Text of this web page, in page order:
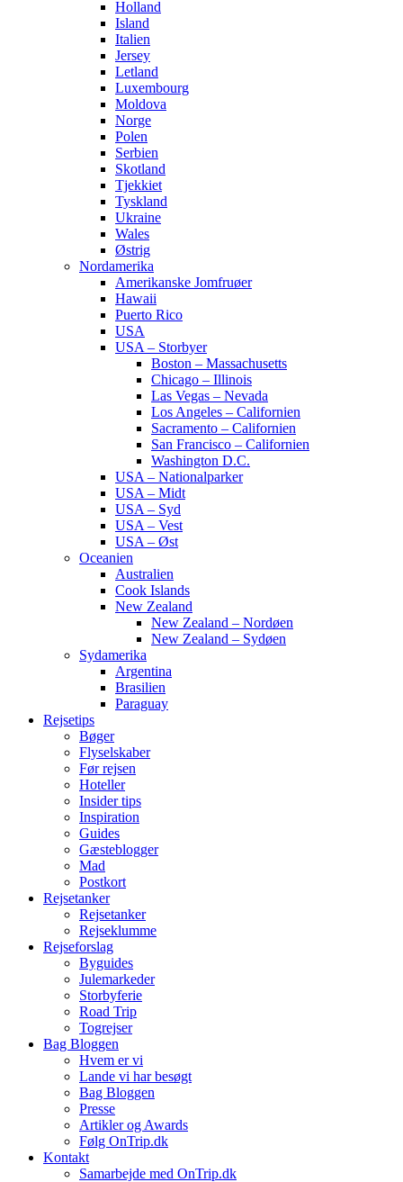
Holland
Island
Italien
Jersey
Letland
Luxembourg
Moldova
Norge
Polen
Serbien
Skotland
Tjekkiet
Tyskland
Ukraine
Wales
Østrig
Nordamerika
Amerikanske Jomfruøer
Hawaii
Puerto Rico
USA
USA – Storbyer
Boston – Massachusetts
Chicago – Illinois
Las Vegas – Nevada
Los Angeles – Californien
Sacramento – Californien
San Francisco – Californien
Washington D.C.
USA – Nationalparker
USA – Midt
USA – Syd
USA – Vest
USA – Øst
Oceanien
Australien
Cook Islands
New Zealand
New Zealand – Nordøen
New Zealand – Sydøen
Sydamerika
Argentina
Brasilien
Paraguay
Rejsetips
Bøger
Flyselskaber
Før rejsen
Hoteller
Insider tips
Inspiration
Guides
Gæsteblogger
Mad
Postkort
Rejsetanker
Rejsetanker
Rejseklumme
Rejseforslag
Byguides
Julemarkeder
Storbyferie
Road Trip
Togrejser
Bag Bloggen
Hvem er vi
Lande vi har besøgt
Bag Bloggen
Presse
Artikler og Awards
Følg OnTrip.dk
Kontakt
Samarbejde med OnTrip.dk